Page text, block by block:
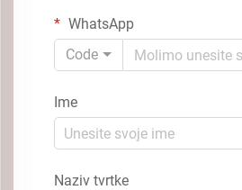
WhatsApp
Code
Ime
Naziv tvrtke